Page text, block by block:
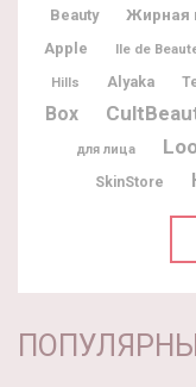
Beauty
Жирная
Apple
Ile de
Hills Alyaka
Box
для лица
SkinStore